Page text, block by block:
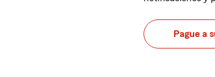
Pague a